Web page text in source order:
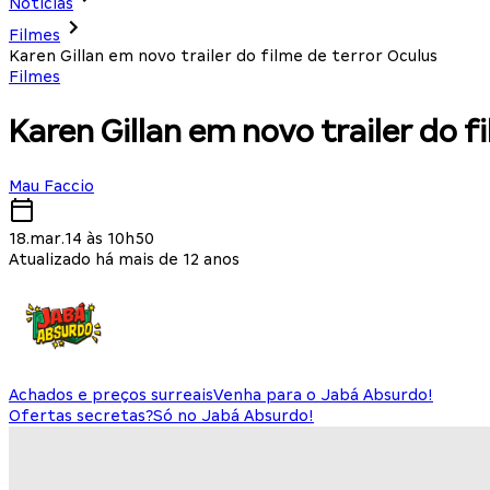
Filmes
Karen Gillan em novo trailer do filme de terror Oculus
Filmes
Karen Gillan em novo trailer do
Mau Faccio
18.mar.14 às 10h50
Atualizado há mais de 12 anos
Achados e preços surreaisVenha para o Jabá Absurdo!
Ofertas secretas?Só no Jabá Absurdo!